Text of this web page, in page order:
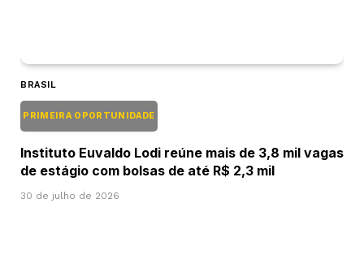
BRASIL
PRIMEIRA OPORTUNIDADE
Instituto Euvaldo Lodi reúne mais de 3,8 mil vagas
de estágio com bolsas de até R$ 2,3 mil
30 de julho de 2026